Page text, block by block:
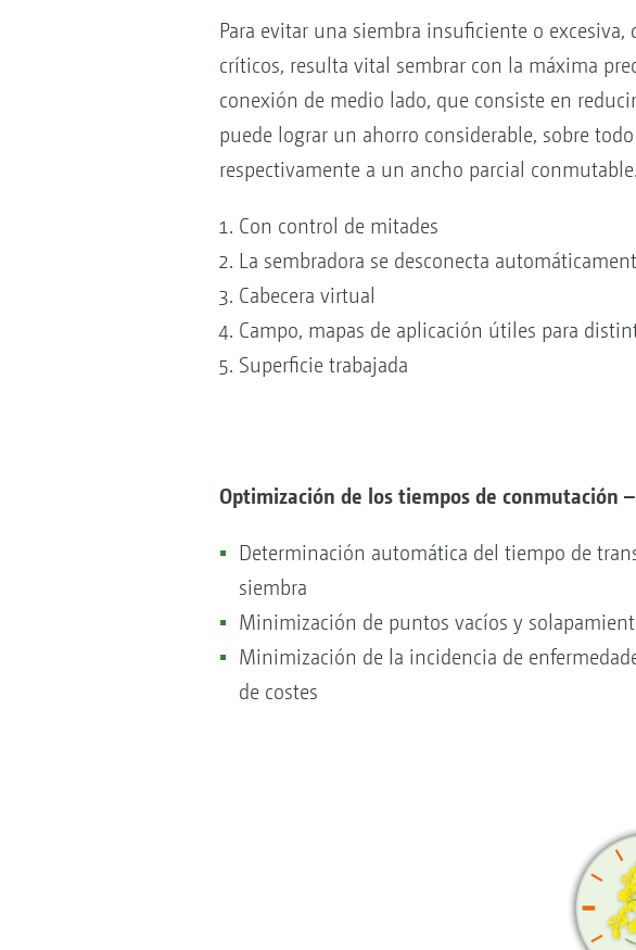
Para evitar una siembra insuficiente o
críticos, resulta vital sembrar con la máxima
conexión de medio lado, que consiste en
puede lograr un ahorro considerable, sobre
respectivamente a un ancho parcial conmutable.
Con control de mitades
La sembradora se desconecta
Cabecera virtual
Campo, mapas de aplicación útiles para
Superficie trabajada
Optimización de los tiempos de conmutación
Determinación automática del tiempo de
siembra
Minimización de puntos vacíos y
Minimización de la incidencia de
de costes